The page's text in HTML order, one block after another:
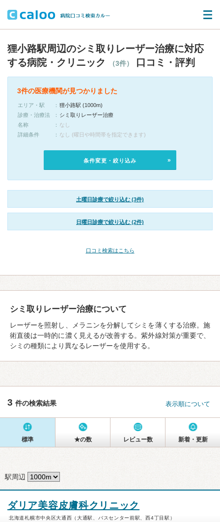
狸小路駅周辺のシミ取りレーザー治療に対応
する病院・クリニック
（3件） 口コミ・評判
3件の医療機関が見つかりました
エリア・駅
狸小路駅 (1000m)
診療・治療法
シミ取りレーザー治療
名称
なし
詳細条件
なし (曜日や時間帯を指定できます)
条件変更・絞り込み
土曜日診療で絞り込む (3件)
日曜日診療で絞り込む (2件)
口コミ検索はこちら
シミ取りレーザー治療について
レーザーを照射し、メラニンを分解してシミを薄くする治療。施
術直後は一時的に濃く見えるが改善する。紫外線対策が重要で、
シミの種類により異なるレーザーを使用する。
3 件の検索結果 表示順について
標準 ★の数 レビュー数 新着・更新
駅周辺
ダリア美容皮膚科クリニック
北海道札幌市中央区大通西（大通駅、バスセンター前駅、西4丁目駅）